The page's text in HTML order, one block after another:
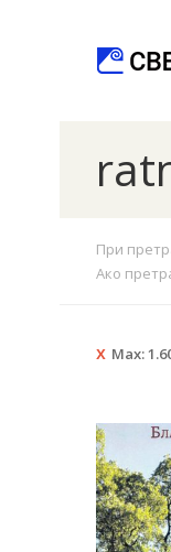
При
Ако
Max: